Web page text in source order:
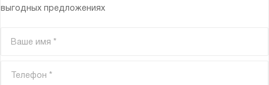
выгодных предложениях